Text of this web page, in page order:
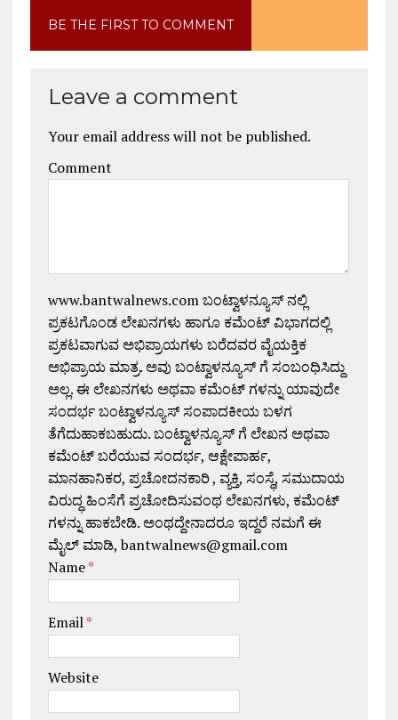
BE THE FIRST TO COMMENT
Leave a comment
Your email address will not be published.
Comment
www.bantwalnews.com ಬಂಟ್ವಾಳನ್ಯೂಸ್ ನಲ್ಲಿ
ಪ್ರಕಟಗೊಂಡ ಲೇಖನಗಳು ಹಾಗೂ ಕಮೆಂಟ್ ವಿಭಾಗದಲ್ಲಿ
ಪ್ರಕಟವಾಗುವ ಅಭಿಪ್ರಾಯಗಳು ಬರೆದವರ ವೈಯಕ್ತಿಕ
ಅಭಿಪ್ರಾಯ ಮಾತ್ರ. ಅವು ಬಂಟ್ವಾಳನ್ಯೂಸ್ ಗೆ ಸಂಬಂಧಿಸಿದ್ದು
ಅಲ್ಲ. ಈ ಲೇಖನಗಳು ಅಥವಾ ಕಮೆಂಟ್ ಗಳನ್ನು ಯಾವುದೇ
ಸಂದರ್ಭ ಬಂಟ್ವಾಳನ್ಯೂಸ್ ಸಂಪಾದಕೀಯ ಬಳಗ
ತೆಗೆದುಹಾಕಬಹುದು. ಬಂಟ್ವಾಳನ್ಯೂಸ್ ಗೆ ಲೇಖನ ಅಥವಾ
ಕಮೆಂಟ್ ಬರೆಯುವ ಸಂದರ್ಭ, ಆಕ್ಷೇಪಾರ್ಹ,
ಮಾನಹಾನಿಕರ, ಪ್ರಚೋದನಕಾರಿ , ವ್ಯಕ್ತಿ, ಸಂಸ್ಥೆ, ಸಮುದಾಯ
ವಿರುದ್ಧ ಹಿಂಸೆಗೆ ಪ್ರಚೋದಿಸುವಂಥ ಲೇಖನಗಳು, ಕಮೆಂಟ್
ಗಳನ್ನು ಹಾಕಬೇಡಿ. ಅಂಥದ್ದೇನಾದರೂ ಇದ್ದರೆ ನಮಗೆ ಈ
ಮೈಲ್ ಮಾಡಿ, bantwalnews@gmail.com
Name*
Email*
Website